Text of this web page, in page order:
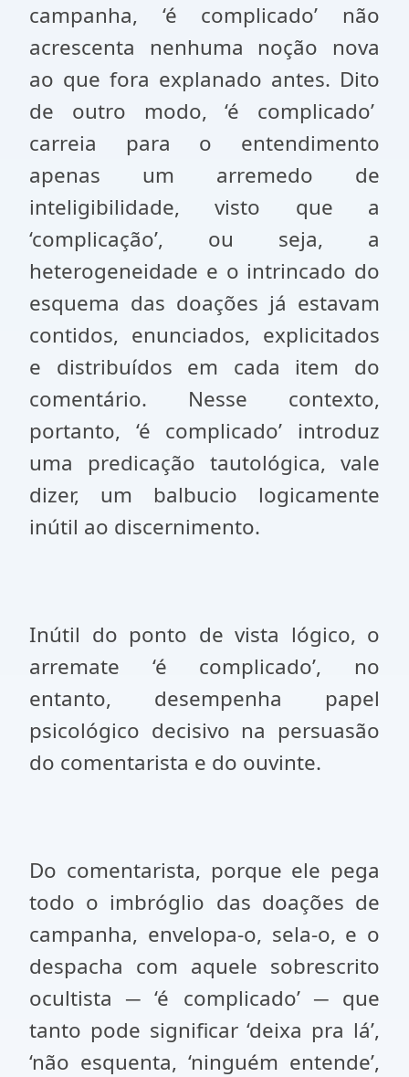
campanha, ‘é complicado’ não
acrescenta nenhuma noção nova
ao que fora explanado antes. Dito
de outro modo, ‘é complicado’
carreia para o entendimento
apenas um arremedo de
inteligibilidade, visto que a
‘complicação’, ou seja, a
heterogeneidade e o intrincado do
esquema das doações já estavam
contidos, enunciados, explicitados
e distribuídos em cada item do
comentário. Nesse contexto,
portanto, ‘é complicado’ introduz
uma predicação tautológica, vale
dizer, um balbucio logicamente
inútil ao discernimento.
Inútil do ponto de vista lógico, o
arremate ‘é complicado’, no
entanto, desempenha papel
psicológico decisivo na persuasão
do comentarista e do ouvinte.
Do comentarista, porque ele pega
todo o imbróglio das doações de
campanha, envelopa-o, sela-o, e o
despacha com aquele sobrescrito
ocultista ─ ‘é complicado’ ─ que
tanto pode significar ‘deixa pra lá’,
‘não esquenta, ‘ninguém entende’,